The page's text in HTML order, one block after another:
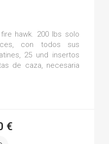
hawk. 200 lbs solo
con todos sus
25 und insertos
de caza, necesaria
€